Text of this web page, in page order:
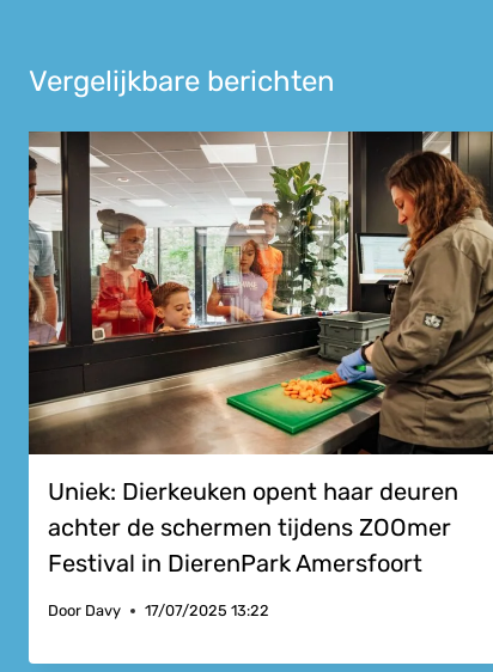
Vergelijkbare berichten
Uniek: Dierkeuken opent haar deuren
achter de schermen tijdens ZOOmer
Festival in DierenPark Amersfoort
Door Davy 17/07/2025 13:22